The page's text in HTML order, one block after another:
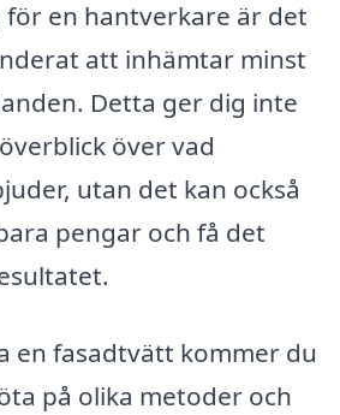
en hantverkare är det
att inhämtar minst
Detta ger dig inte
över vad
utan det kan också
pengar och få det
en fasadtvätt kommer du
på olika metoder och